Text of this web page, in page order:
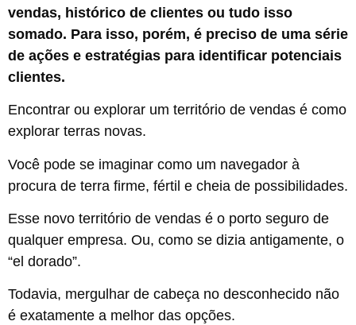
vendas, histórico de clientes ou tudo isso
somado. Para isso, porém, é preciso de uma série
de ações e estratégias para identificar potenciais
clientes.
Encontrar ou explorar um território de vendas é como
explorar terras novas.
Você pode se imaginar como um navegador à
procura de terra firme, fértil e cheia de possibilidades.
Esse novo território de vendas é o porto seguro de
qualquer empresa. Ou, como se dizia antigamente, o
“el dorado”.
Todavia, mergulhar de cabeça no desconhecido não
é exatamente a melhor das opções.